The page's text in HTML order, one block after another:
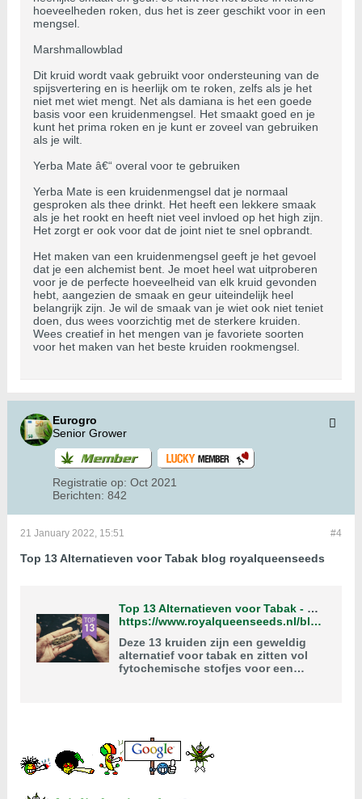
hoeveelheden roken, dus het is zeer geschikt voor in een
mengsel.
Marshmallowblad
Dit kruid wordt vaak gebruikt voor ondersteuning van de
spijsvertering en is heerlijk om te roken, zelfs als je het
niet met wiet mengt. Net als damiana is het een goede
basis voor een kruidenmengsel. Het smaakt goed en je
kunt het prima roken en je kunt er zoveel van gebruiken
als je wilt.
Yerba Mate â€“ overal voor te gebruiken
Yerba Mate is een kruidenmengsel dat je normaal
gesproken als thee drinkt. Het heeft een lekkere smaak
als je het rookt en heeft niet veel invloed op het high zijn.
Het zorgt er ook voor dat de joint niet te snel opbrandt.
Het maken van een kruidenmengsel geeft je het gevoel
dat je een alchemist bent. Je moet heel wat uitproberen
voor je de perfecte hoeveelheid van elk kruid gevonden
hebt, aangezien de smaak en geur uiteindelijk heel
belangrijk zijn. Je wil de smaak van je wiet ook niet teniet
doen, dus wees voorzichtig met de sterkere kruiden.
Wees creatief in het mengen van je favoriete soorten
voor het maken van het beste kruiden rookmengsel.
Eurogro
Senior Grower
Registratie op: Oct 2021
Berichten: 842
#4
21 January 2022, 15:51
Top 13 Alternatieven voor Tabak blog royalqueenseeds
Top 13 Alternatieven voor Tabak - RQS Blog
https://www.royalqueenseeds.nl/blog-top-10-vervangers-voor-tabak-in-spliffs-n858
Deze 13 kruiden zijn een geweldig
alternatief voor tabak en zitten vol
fytochemische stofjes voor een